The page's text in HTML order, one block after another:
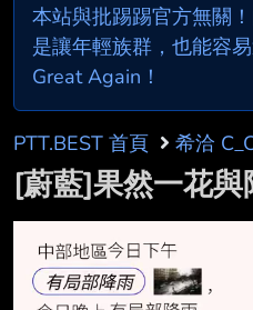
本站與批踢踢官方無關
是讓年輕族群，也能容
Great Again！
PTT.BEST 首頁 希洽
[蔚藍]果然一花